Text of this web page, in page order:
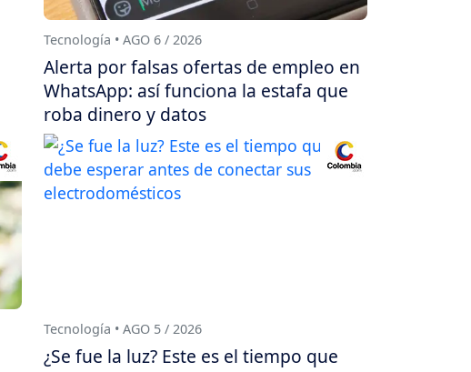
Tecnología • AGO 6 / 2026
Alerta por falsas ofertas de empleo en
WhatsApp: así funciona la estafa que
roba dinero y datos
Tecnología • AGO 5 / 2026
¿Se fue la luz? Este es el tiempo que